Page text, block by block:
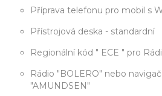
Příprava telefonu pro mobil s
Přístrojová deska - standardní
Regionální kód " ECE " pro
Rádio "BOLERO" nebo
"AMUNDSEN"